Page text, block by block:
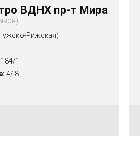
ВДНХ пр-т Мира
Рижская)
1
4/ 8